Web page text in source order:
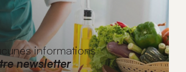
informations
newsletter